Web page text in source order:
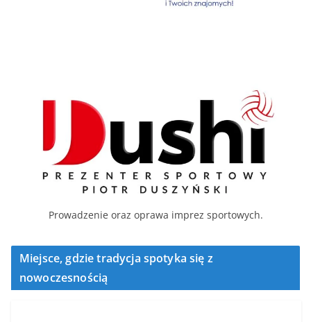
Prowadzenie oraz oprawa imprez sportowych.
Miejsce, gdzie tradycja spotyka się z
nowoczesnością